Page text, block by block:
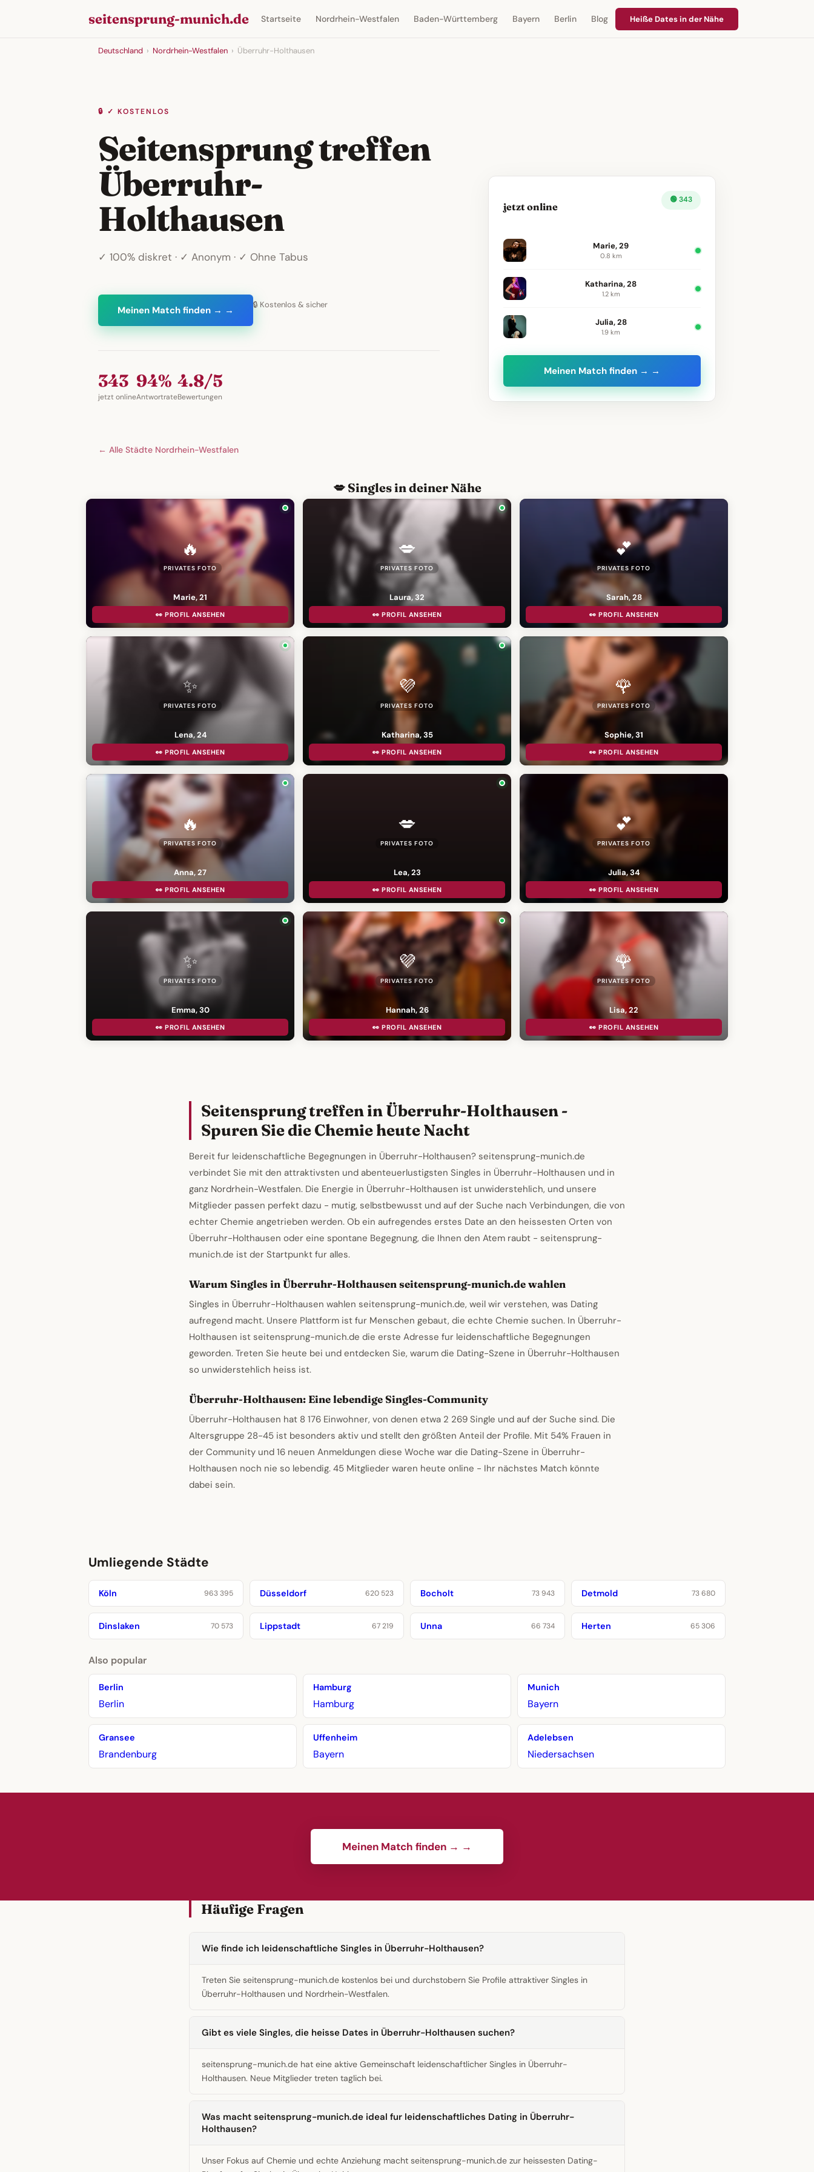
seitensprung-munich.de Startseite Nordrhein-Westfalen Baden-Württemberg Bayern Berlin Blog Heiße Dates in der Nähe
Deutschland › Nordrhein-Westfalen › Überruhr-Holthausen
🔒 ✓ KOSTENLOS
Seitensprung treffen
Überruhr-
Holthausen
✓ 100% diskret · ✓ Anonym · ✓ Ohne Tabus
Meinen Match finden → → 🔒 Kostenlos & sicher
343
jetzt online
94%
Antwortrate
4.8/5
Bewertungen
jetzt online
🟢 343
Marie, 29
0.8 km
Katharina, 28
1.2 km
Julia, 28
1.9 km
Meinen Match finden → →
← Alle Städte Nordrhein-Westfalen
💋 Singles in deiner Nähe
🔥
PRIVATES FOTO
Marie, 21
👀 PROFIL ANSEHEN
💋
PRIVATES FOTO
Laura, 32
👀 PROFIL ANSEHEN
💕
PRIVATES FOTO
Sarah, 28
👀 PROFIL ANSEHEN
✨
PRIVATES FOTO
Lena, 24
👀 PROFIL ANSEHEN
💜
PRIVATES FOTO
Katharina, 35
👀 PROFIL ANSEHEN
🌹
PRIVATES FOTO
Sophie, 31
👀 PROFIL ANSEHEN
🔥
PRIVATES FOTO
Anna, 27
👀 PROFIL ANSEHEN
💋
PRIVATES FOTO
Lea, 23
👀 PROFIL ANSEHEN
💕
PRIVATES FOTO
Julia, 34
👀 PROFIL ANSEHEN
✨
PRIVATES FOTO
Emma, 30
👀 PROFIL ANSEHEN
💜
PRIVATES FOTO
Hannah, 26
👀 PROFIL ANSEHEN
🌹
PRIVATES FOTO
Lisa, 22
👀 PROFIL ANSEHEN
Seitensprung treffen in Überruhr-Holthausen -
Spuren Sie die Chemie heute Nacht
Bereit fur leidenschaftliche Begegnungen in Überruhr-Holthausen? seitensprung-munich.de
verbindet Sie mit den attraktivsten und abenteuerlustigsten Singles in Überruhr-Holthausen und in
ganz Nordrhein-Westfalen. Die Energie in Überruhr-Holthausen ist unwiderstehlich, und unsere
Mitglieder passen perfekt dazu - mutig, selbstbewusst und auf der Suche nach Verbindungen, die von
echter Chemie angetrieben werden. Ob ein aufregendes erstes Date an den heissesten Orten von
Überruhr-Holthausen oder eine spontane Begegnung, die Ihnen den Atem raubt - seitensprung-
munich.de ist der Startpunkt fur alles.
Warum Singles in Überruhr-Holthausen seitensprung-munich.de wahlen
Singles in Überruhr-Holthausen wahlen seitensprung-munich.de, weil wir verstehen, was Dating
aufregend macht. Unsere Plattform ist fur Menschen gebaut, die echte Chemie suchen. In Überruhr-
Holthausen ist seitensprung-munich.de die erste Adresse fur leidenschaftliche Begegnungen
geworden. Treten Sie heute bei und entdecken Sie, warum die Dating-Szene in Überruhr-Holthausen
so unwiderstehlich heiss ist.
Überruhr-Holthausen: Eine lebendige Singles-Community
Überruhr-Holthausen hat 8 176 Einwohner, von denen etwa 2 269 Single und auf der Suche sind. Die
Altersgruppe 28-45 ist besonders aktiv und stellt den größten Anteil der Profile. Mit 54% Frauen in
der Community und 16 neuen Anmeldungen diese Woche war die Dating-Szene in Überruhr-
Holthausen noch nie so lebendig. 45 Mitglieder waren heute online - Ihr nächstes Match könnte
dabei sein.
Umliegende Städte
Köln 963 395 Düsseldorf 620 523 Bocholt 73 943 Detmold 73 680
Dinslaken 70 573 Lippstadt 67 219 Unna 66 734 Herten 65 306
Also popular
Berlin
Berlin
Hamburg
Hamburg
Munich
Bayern
Gransee
Brandenburg
Uffenheim
Bayern
Adelebsen
Niedersachsen
Meinen Match finden → →
Häufige Fragen
Wie finde ich leidenschaftliche Singles in Überruhr-Holthausen?
Treten Sie seitensprung-munich.de kostenlos bei und durchstobern Sie Profile attraktiver Singles in
Überruhr-Holthausen und Nordrhein-Westfalen.
Gibt es viele Singles, die heisse Dates in Überruhr-Holthausen suchen?
seitensprung-munich.de hat eine aktive Gemeinschaft leidenschaftlicher Singles in Überruhr-
Holthausen. Neue Mitglieder treten taglich bei.
Was macht seitensprung-munich.de ideal fur leidenschaftliches Dating in Überruhr-
Holthausen?
Unser Fokus auf Chemie und echte Anziehung macht seitensprung-munich.de zur heissesten Dating-